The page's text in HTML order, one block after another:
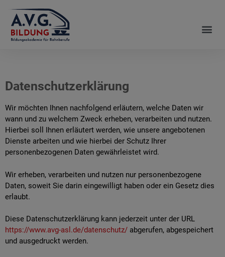
Datenschutzerklärung
Wir möchten Ihnen nachfolgend erläutern, welche Daten wir
wann und zu welchem Zweck erheben, verarbeiten und nutzen.
Hierbei soll Ihnen erläutert werden, wie unsere angebotenen
Dienste arbeiten und wie hierbei der Schutz Ihrer
personenbezogenen Daten gewährleistet wird.
Wir erheben, verarbeiten und nutzen nur personenbezogene
Daten, soweit Sie darin eingewilligt haben oder ein Gesetz dies
erlaubt.
Diese Datenschutzerklärung kann jederzeit unter der URL
https://www.avg-asl.de/datenschutz/ abgerufen, abgespeichert
und ausgedruckt werden.